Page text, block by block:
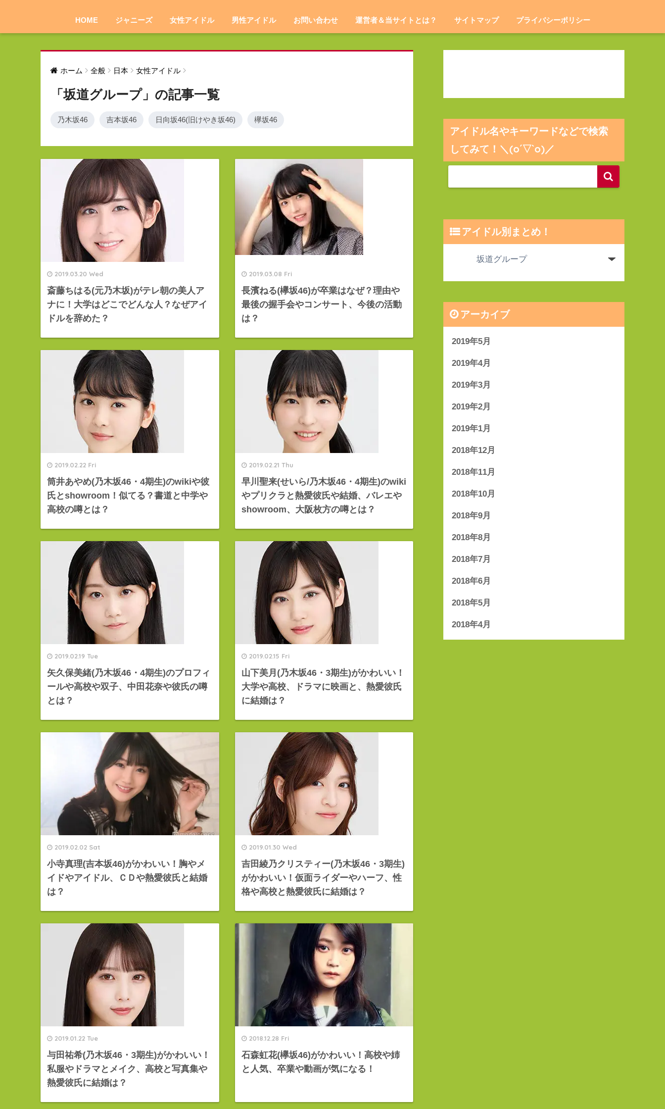
HOME ジャニーズ 女性アイドル 男性アイドル お問い合わせ 運営者＆当サイトとは？ サイトマップ プライバシーポリシー
ホーム 全般 日本 女性アイドル
「坂道グループ」の記事一覧
乃木坂46 吉本坂46 日向坂46(旧けやき坂46) 欅坂46
2019.03.20 Wed
斎藤ちはる(元乃木坂)がテレ朝の美人ア
ナに！大学はどこでどんな人？なぜアイ
ドルを辞めた？
2019.03.08 Fri
長濱ねる(欅坂46)が卒業はなぜ？理由や
最後の握手会やコンサート、今後の活動
は？
2019.02.22 Fri
筒井あやめ(乃木坂46・4期生)のwikiや彼
氏とshowroom！似てる？書道と中学や
高校の噂とは？
2019.02.21 Thu
早川聖来(せいら/乃木坂46・4期生)のwiki
やプリクラと熱愛彼氏や結婚、バレエや
showroom、大阪枚方の噂とは？
2019.02.19 Tue
矢久保美緒(乃木坂46・4期生)のプロフィ
ールや高校や双子、中田花奈や彼氏の噂
とは？
2019.02.15 Fri
山下美月(乃木坂46・3期生)がかわいい！
大学や高校、ドラマに映画と、熱愛彼氏
に結婚は？
2019.02.02 Sat
小寺真理(吉本坂46)がかわいい！胸やメ
イドやアイドル、ＣＤや熱愛彼氏と結婚
は？
2019.01.30 Wed
吉田綾乃クリスティー(乃木坂46・3期生)
がかわいい！仮面ライダーやハーフ、性
格や高校と熱愛彼氏に結婚は？
2019.01.22 Tue
与田祐希(乃木坂46・3期生)がかわいい！
私服やドラマとメイク、高校と写真集や
熱愛彼氏に結婚は？
2018.12.28 Fri
石森虹花(欅坂46)がかわいい！高校や姉
と人気、卒業や動画が気になる！
アイドル名やキーワードなどで検索
してみて！＼(o´▽`o)／
アイドル別まとめ！
アーカイブ
2019年5月
2019年4月
2019年3月
2019年2月
2019年1月
2018年12月
2018年11月
2018年10月
2018年9月
2018年8月
2018年7月
2018年6月
2018年5月
2018年4月